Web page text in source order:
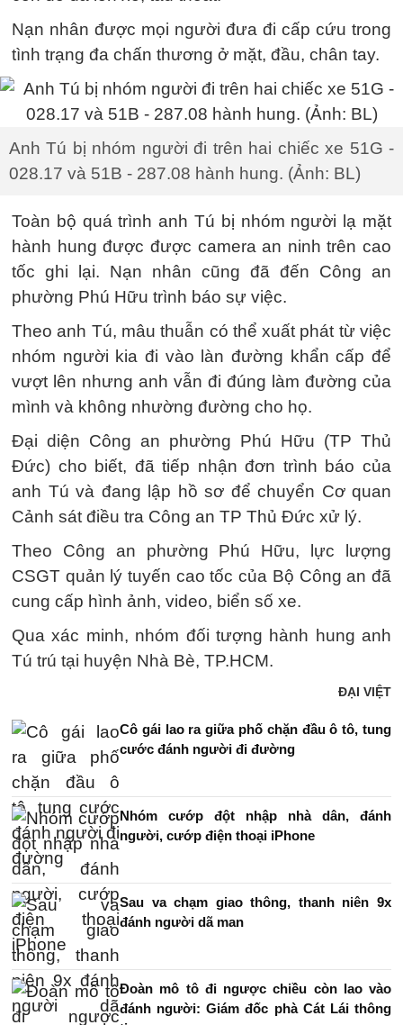
Nạn nhân được mọi người đưa đi cấp cứu trong
tình trạng đa chấn thương ở mặt, đầu, chân tay.
Anh Tú bị nhóm người đi trên hai chiếc xe 51G -
028.17 và 51B - 287.08 hành hung. (Ảnh: BL)
Toàn bộ quá trình anh Tú bị nhóm người lạ mặt
hành hung được được camera an ninh trên cao
tốc ghi lại. Nạn nhân cũng đã đến Công an
phường Phú Hữu trình báo sự việc.
Theo anh Tú, mâu thuẫn có thể xuất phát từ việc
nhóm người kia đi vào làn đường khẩn cấp để
vượt lên nhưng anh vẫn đi đúng làm đường của
mình và không nhường đường cho họ.
Đại diện Công an phường Phú Hữu (TP Thủ
Đức) cho biết, đã tiếp nhận đơn trình báo của
anh Tú và đang lập hồ sơ để chuyển Cơ quan
Cảnh sát điều tra Công an TP Thủ Đức xử lý.
Theo Công an phường Phú Hữu, lực lượng
CSGT quản lý tuyến cao tốc của Bộ Công an đã
cung cấp hình ảnh, video, biển số xe.
Qua xác minh, nhóm đối tượng hành hung anh
Tú trú tại huyện Nhà Bè, TP.HCM.
ĐẠI VIỆT
Cô gái lao ra giữa phố chặn đầu ô tô, tung
cước đánh người đi đường
Nhóm cướp đột nhập nhà dân, đánh
người, cướp điện thoại iPhone
Sau va chạm giao thông, thanh niên 9x
đánh người dã man
Đoàn mô tô đi ngược chiều còn lao vào
đánh người: Giám đốc phà Cát Lái thông